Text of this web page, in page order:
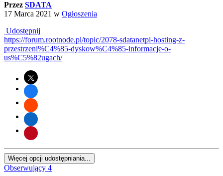
Przez SDATA
17 Marca 2021 w Ogłoszenia
Udostępnij
https://forum.rootnode.pl/topic/2078-sdatanetpl-hosting-z-
przestrzeni%C4%85-dyskow%C4%85-informacje-o-
us%C5%82ugach/
Więcej opcji udostępniania...
Obserwujący 4